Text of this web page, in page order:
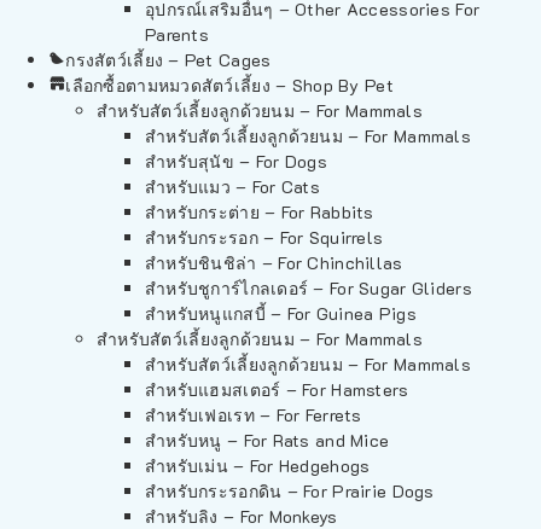
อุปกรณ์เสริมอื่นๆ – Other Accessories For
Parents
กรงสัตว์เลี้ยง – Pet Cages
เลือกซื้อตามหมวดสัตว์เลี้ยง – Shop By Pet
สำหรับสัตว์เลี้ยงลูกด้วยนม – For Mammals
สำหรับสัตว์เลี้ยงลูกด้วยนม – For Mammals
สำหรับสุนัข – For Dogs
สำหรับแมว – For Cats
สำหรับกระต่าย – For Rabbits
สำหรับกระรอก – For Squirrels
สำหรับชินชิล่า – For Chinchillas
สำหรับชูการ์ไกลเดอร์ – For Sugar Gliders
สำหรับหนูแกสบี้ – For Guinea Pigs
สำหรับสัตว์เลี้ยงลูกด้วยนม – For Mammals
สำหรับสัตว์เลี้ยงลูกด้วยนม – For Mammals
สำหรับแฮมสเตอร์ – For Hamsters
สำหรับเฟอเรท – For Ferrets
สำหรับหนู – For Rats and Mice
สำหรับเม่น – For Hedgehogs
สำหรับกระรอกดิน – For Prairie Dogs
สำหรับลิง – For Monkeys